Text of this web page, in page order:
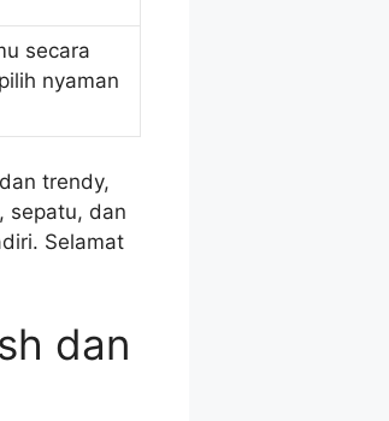
secara
nyaman
trendy,
sepatu, dan
Selamat
dan